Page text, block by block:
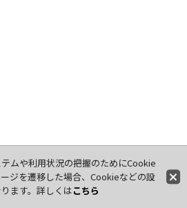
ムや利用状況の把握のためにCookie
ジを遷移した場合、Cookieなどの設
ます。詳しくはこちら